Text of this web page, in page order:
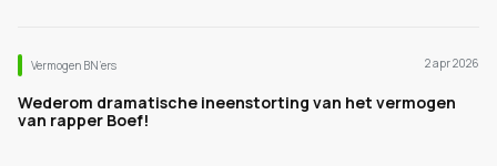
Vermogen BN’ers 2 apr 2026
Wederom dramatische ineenstorting van het vermogen
van rapper Boef!